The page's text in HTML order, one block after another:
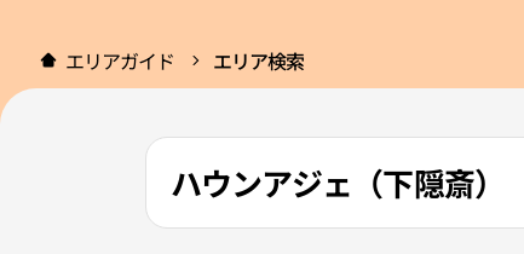
エリアガイド エリア検索